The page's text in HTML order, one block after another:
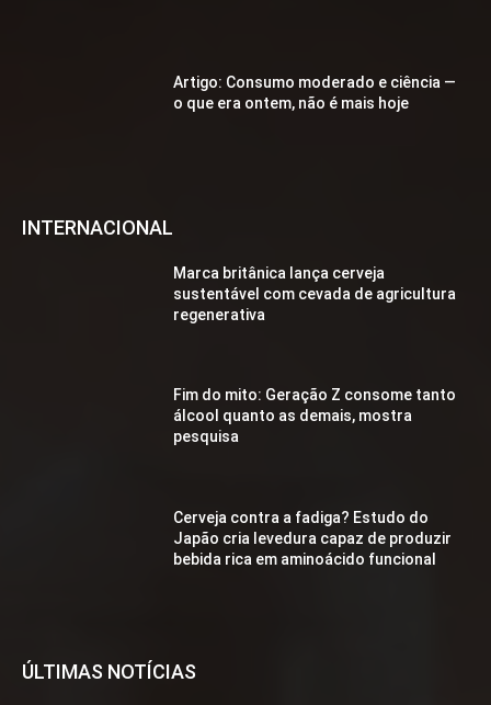
Artigo: Consumo moderado e ciência —
o que era ontem, não é mais hoje
INTERNACIONAL
Marca britânica lança cerveja
sustentável com cevada de agricultura
regenerativa
Fim do mito: Geração Z consome tanto
álcool quanto as demais, mostra
pesquisa
Cerveja contra a fadiga? Estudo do
Japão cria levedura capaz de produzir
bebida rica em aminoácido funcional
ÚLTIMAS NOTÍCIAS